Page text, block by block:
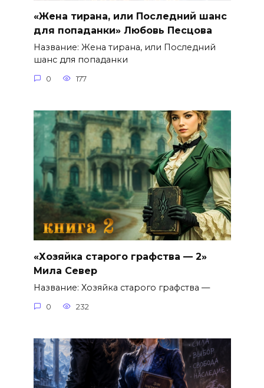
«Жена тирана, или Последний шанс
для попаданки» Любовь Песцова
Название: Жена тирана, или Последний
шанс для попаданки
0 177
«Хозяйка старого графства — 2»
Мила Север
Название: Хозяйка старого графства —
0 232